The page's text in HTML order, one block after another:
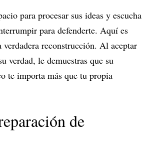
para procesar sus ideas y escucha
para defenderte. Aquí es
verdadera reconstrucción. Al aceptar
verdad, le demuestras que su
te importa más que tu propia
de